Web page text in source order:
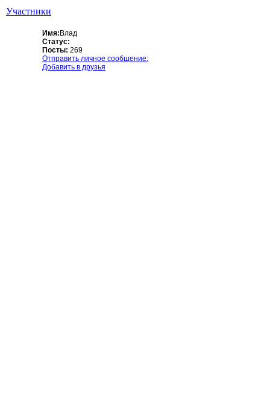
Участники
Имя: Влад
Статус:
Посты: 269
Отправить личное сообщение:
Добавить в друзья